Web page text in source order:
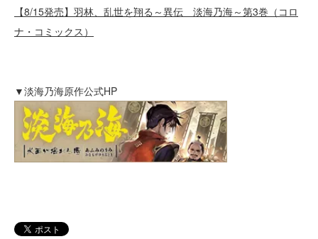
【8/15発売】羽林、乱世を翔る～異伝 淡海乃海～第3巻（コロ
ナ・コミックス）
▼淡海乃海原作公式HP